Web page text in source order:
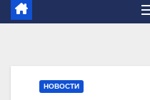
НОВОСТИ